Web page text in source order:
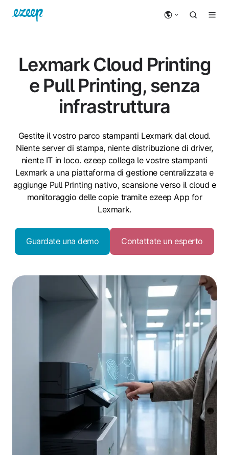
Lexmark Cloud Printing
e Pull Printing, senza
infrastruttura
Gestite il vostro parco stampanti Lexmark dal cloud.
Niente server di stampa, niente distribuzione di driver,
niente IT in loco. ezeep collega le vostre stampanti
Lexmark a una piattaforma di gestione centralizzata e
aggiunge Pull Printing nativo, scansione verso il cloud e
monitoraggio delle copie tramite ezeep App for
Lexmark.
Guardate una demo Contattate un esperto